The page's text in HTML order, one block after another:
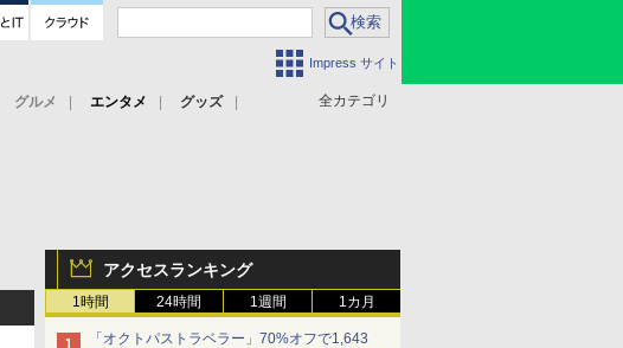
Impress サイト
全カテゴリ
グルメ エンタメ
グッズ
アクセスランキング
1時間 24時間 1週間 1カ月
「オクトパストラベラー」70%オフで1,643